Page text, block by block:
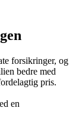
forsikringer, og
bedre med
pris.
en